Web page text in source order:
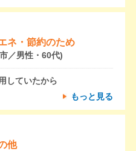
ネ・節約のため
／男性・60代)
していたから
もっと見る
他